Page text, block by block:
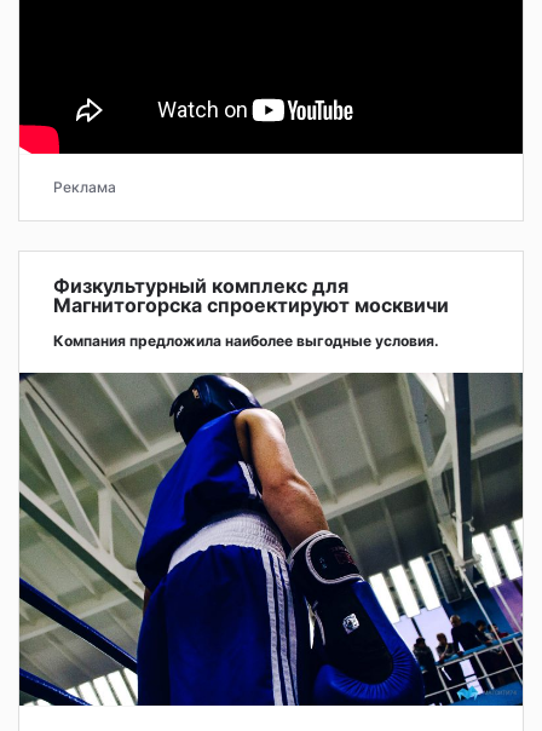
Реклама
Физкультурный комплекс для
Магнитогорска спроектируют москвичи
Компания предложила наиболее выгодные условия.